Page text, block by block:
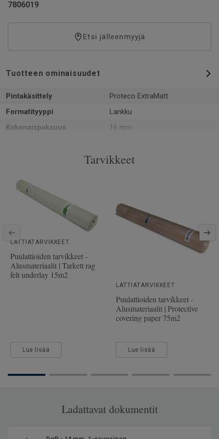
7806019
Etsi jälleenmyyjä
Tuotteen ominaisuudet
Pintakäsittely
Proteco ExtraMatt
Formatityyppi
Lankku
Kokonaispaksuus
16 mm
Kyllä
Kappaleita laatikossa
Asennusmenetelmä
Lukkopontti
SAP-tuotenumero
7806019
Puulaji
Pituus
Kulutuskerroksen paksuus
19.2 cm
Tarvikkeet
LATTIATARVIKKEET
Puulattioiden tarvikkeet -
Alusmateriaalit | Tarkett rag
felt underlay 15m2
Lue lisää
LATTIATARVIKKEET
Puulattioiden tarvikkeet -
Alusmateriaalit | Protective
covering paper 75m2
Lue lisää
Ladattavat dokumentit